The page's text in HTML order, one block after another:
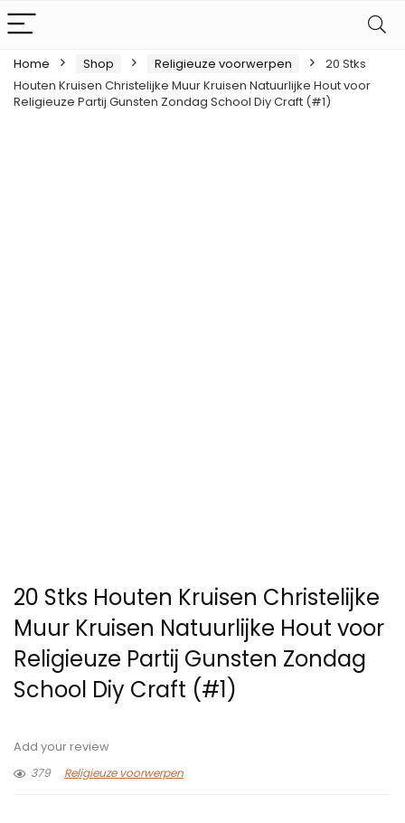
Home Shop Religieuze voorwerpen
20 Stks
Houten Kruisen Christelijke Muur Kruisen Natuurlijke Hout voor
Religieuze Partij Gunsten Zondag School Diy Craft (#1)
20 Stks Houten Kruisen Christelijke
Muur Kruisen Natuurlijke Hout voor
Religieuze Partij Gunsten Zondag
School Diy Craft (#1)
Add your review
379
Religieuze voorwerpen